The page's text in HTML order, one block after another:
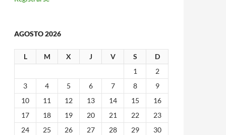
AGOSTO 2026
L M X J V S
D
1
2
3
4 5 6 7 8
9
10
11 12 13 14 15
16
17
18 19 20 21 22
23
24
25 26 27 28 29
30